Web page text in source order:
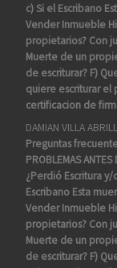
c) Si el Escribano
Vender Inmueble
propietarios? Con
Muerte de un
de escriturar? F)
quiere escriturar el
certificacion de
DAMIAN VILLA
Preguntas
PROBLEMAS
¿Perdió Escritura
Escribano Esta
Vender Inmueble
propietarios? Con
Muerte de un
de escriturar? F)